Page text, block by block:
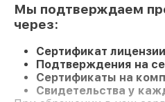
Мы подтверждаем
через:
Сертификат лицензии
Подтверждения на
Сертификаты на
Свидетельства у